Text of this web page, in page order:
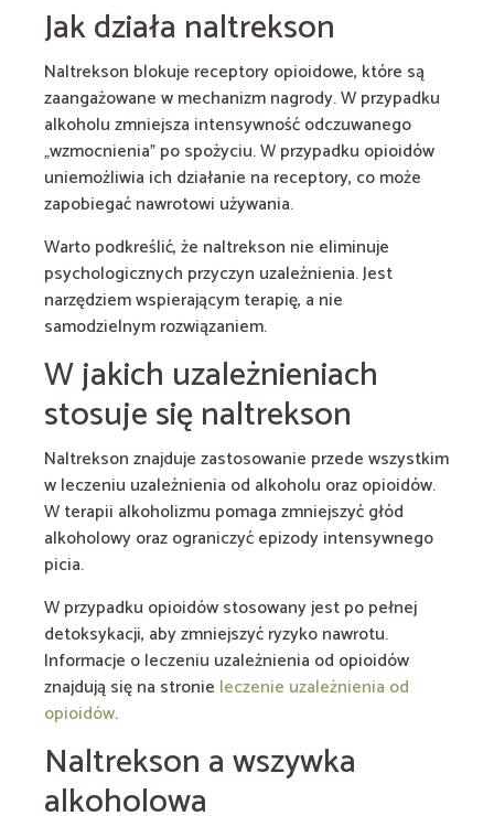
Jak działa naltrekson
Naltrekson blokuje receptory opioidowe, które są
zaangażowane w mechanizm nagrody. W przypadku
alkoholu zmniejsza intensywność odczuwanego
„wzmocnienia” po spożyciu. W przypadku opioidów
uniemożliwia ich działanie na receptory, co może
zapobiegać nawrotowi używania.
Warto podkreślić, że naltrekson nie eliminuje
psychologicznych przyczyn uzależnienia. Jest
narzędziem wspierającym terapię, a nie
samodzielnym rozwiązaniem.
W jakich uzależnieniach
stosuje się naltrekson
Naltrekson znajduje zastosowanie przede wszystkim
w leczeniu uzależnienia od alkoholu oraz opioidów.
W terapii alkoholizmu pomaga zmniejszyć głód
alkoholowy oraz ograniczyć epizody intensywnego
picia.
W przypadku opioidów stosowany jest po pełnej
detoksykacji, aby zmniejszyć ryzyko nawrotu.
Informacje o leczeniu uzależnienia od opioidów
znajdują się na stronie leczenie uzależnienia od
opioidów.
Naltrekson a wszywka
alkoholowa